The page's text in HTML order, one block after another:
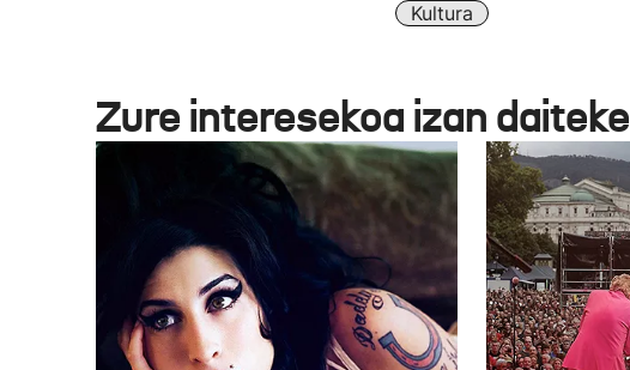
Kultura
Zure interesekoa izan daiteke